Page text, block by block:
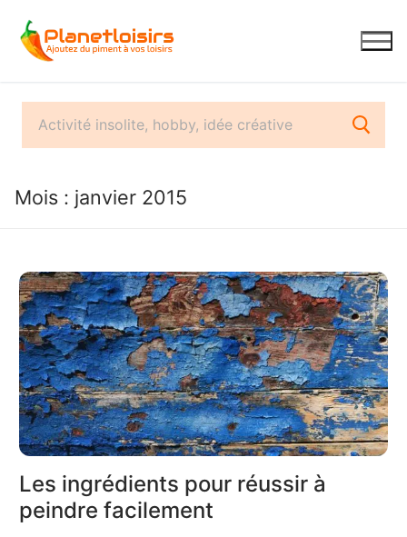
contenu
Mois : janvier 2015
Les ingrédients pour réussir à
peindre facilement